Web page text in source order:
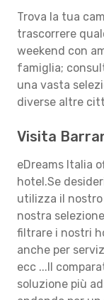
Trova la tua
trascorrere
weekend con
famiglia;
una vasta
diverse altre
Visita
eDreams Italia
hotel.Se
utilizza il
nostra
filtrare i nostri
anche per
ecc ...Il
soluzione più